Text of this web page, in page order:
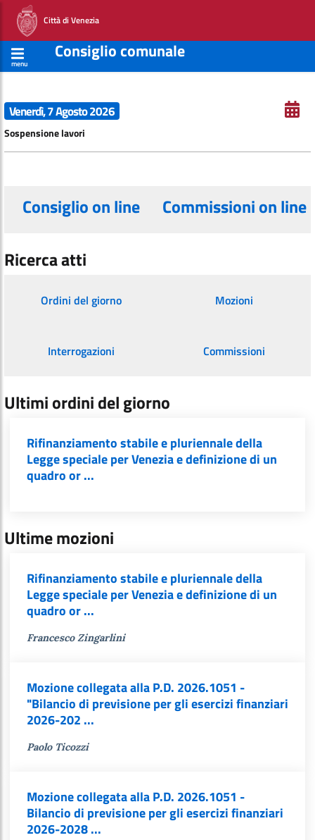
Città di Venezia
menu
Consiglio comunale
Venerdì, 7 Agosto 2026
Sospensione lavori
Consiglio on line Commissioni on line
Ricerca atti
Ordini del giorno Mozioni
Interrogazioni Commissioni
Ultimi ordini del giorno
Rifinanziamento stabile e pluriennale della
Legge speciale per Venezia e definizione di un
quadro or ...
Ultime mozioni
Rifinanziamento stabile e pluriennale della
Legge speciale per Venezia e definizione di un
quadro or ...
Francesco Zingarlini
Mozione collegata alla P.D. 2026.1051 -
"Bilancio di previsione per gli esercizi finanziari
2026-202 ...
Paolo Ticozzi
Mozione collegata alla P.D. 2026.1051 -
Bilancio di previsione per gli esercizi finanziari
2026-2028 ...